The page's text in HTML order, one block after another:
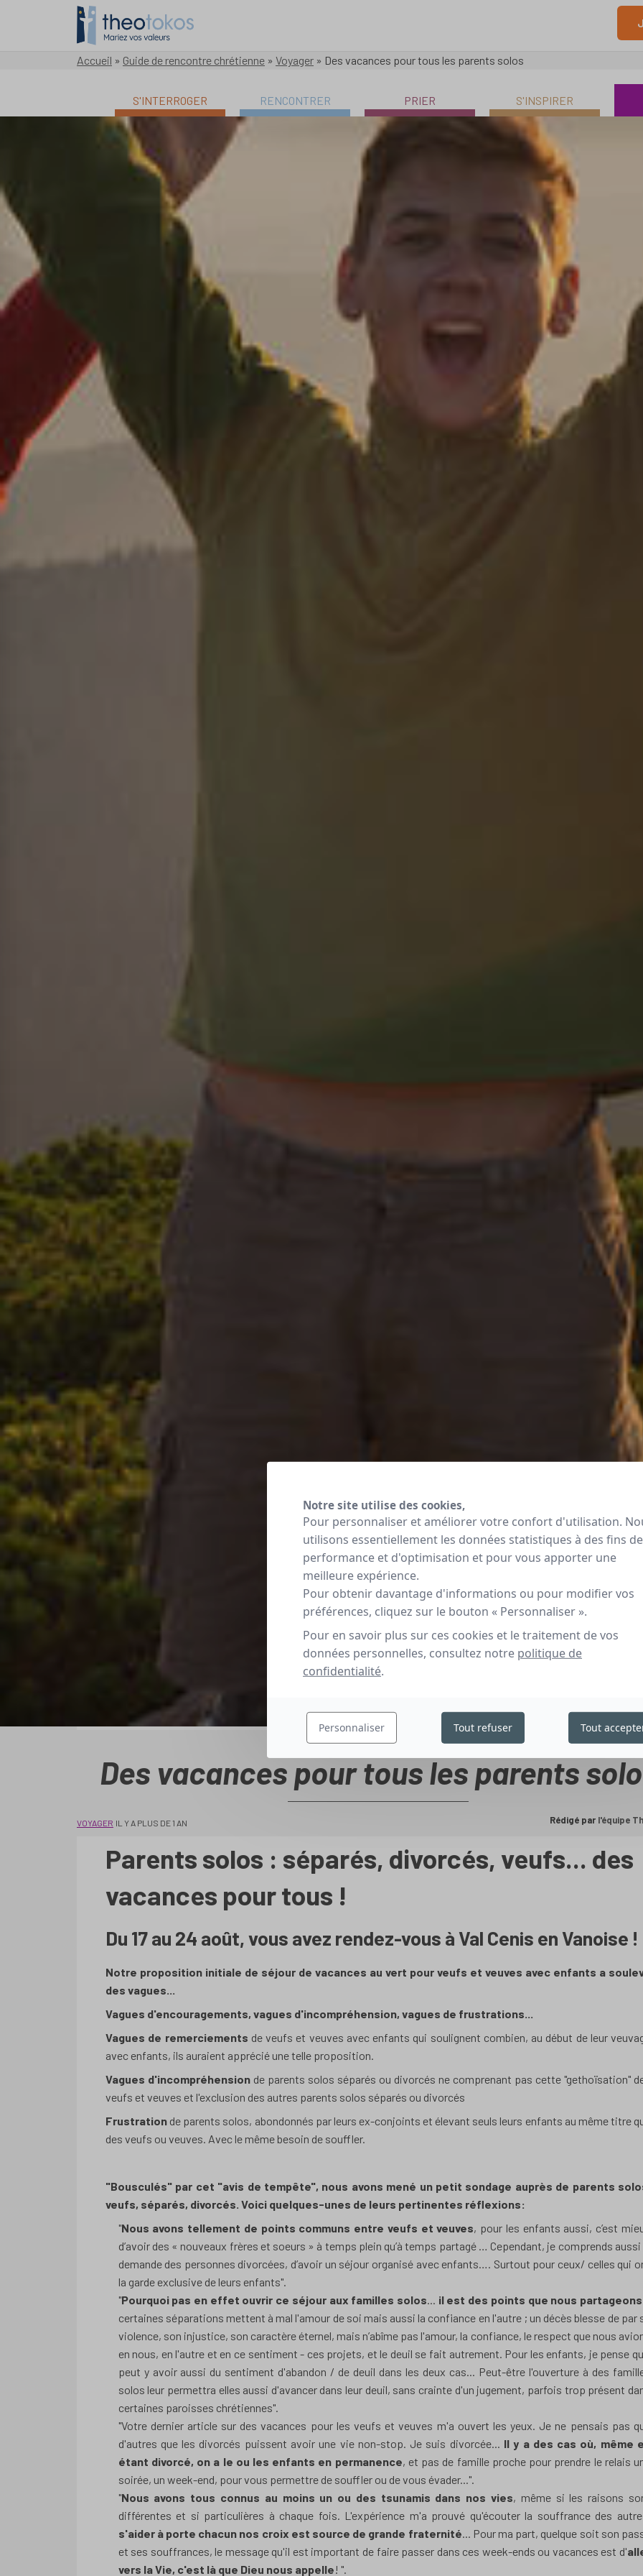
Accueil » Guide de rencontre chrétienne » Voyager » Des vacances pour tous les parents solos
S'INTERROGER RENCONTRER PRIER S'INSPIRER
Des vacances pour tous les parents
VOYAGER IL Y A PLUS DE 1 AN Rédigé par l'équipe
Parents solos : séparés, divorcés, veufs... des
vacances pour tous !
Du 17 au 24 août, vous avez rendez-vous à Val Cenis en Vanoise !
Notre proposition initiale de séjour de vacances au vert pour veufs et veuves avec enfants a
des vagues...
Vagues d'encouragements, vagues d'incompréhension, vagues de frustrations...
Vagues de remerciements de veufs et veuves avec enfants qui soulignent combien, au début de leur
avec enfants, ils auraient apprécié une telle proposition.
Vagues d'incompréhension de parents solos séparés ou divorcés ne comprenant pas cette "gethoïsation"
veufs et veuves et l'exclusion des autres parents solos séparés ou divorcés
Frustration de parents solos, abondonnés par leurs ex-conjoints et élevant seuls leurs enfants au même titre
des veufs ou veuves. Avec le même besoin de souffler.
"Bousculés" par cet "avis de tempête", nous avons mené un petit sondage auprès de parents
veufs, séparés, divorcés. Voici quelques-unes de leurs pertinentes réflexions:
"Nous avons tellement de points communs entre veufs et veuves, pour les enfants aussi, c’est
d’avoir des « nouveaux frères et soeurs » à temps plein qu’à temps partagé … Cependant, je comprends aussi
demande des personnes divorcées, d’avoir un séjour organisé avec enfants…. Surtout pour ceux/ celles qui
la garde exclusive de leurs enfants".
"Pourquoi pas en effet ouvrir ce séjour aux familles solos... il est des points que nous
certaines séparations mettent à mal l'amour de soi mais aussi la confiance en l'autre ; un décès blesse de par
violence, son injustice, son caractère éternel, mais n’abîme pas l'amour, la confiance, le respect que nous
en nous, en l'autre et en ce sentiment - ces projets, et le deuil se fait autrement. Pour les enfants, je pense
peut y avoir aussi du sentiment d'abandon / de deuil dans les deux cas... Peut-être l'ouverture à des
solos leur permettra elles aussi d'avancer dans leur deuil, sans crainte d'un jugement, parfois trop présent
certaines paroisses chrétiennes".
"Votre dernier article sur des vacances pour les veufs et veuves m'a ouvert les yeux. Je ne pensais pas
d'autres que les divorcés puissent avoir une vie non-stop. Je suis divorcée... Il y a des cas où, même
étant divorcé, on a le ou les enfants en permanence, et pas de famille proche pour prendre le relais
soirée, un week-end, pour vous permettre de souffler ou de vous évader...".
"Nous avons tous connus au moins un ou des tsunamis dans nos vies, même si les raisons
différentes et si particulières à chaque fois. L'expérience m'a prouvé qu'écouter la souffrance des
s'aider à porte chacun nos croix est source de grande fraternité... Pour ma part, quelque soit son
et ses souffrances, le message qu'il est important de faire passer dans ces week-ends ou vacances est d'
vers la Vie, c'est là que Dieu nous appelle! ".
Notre site utilise des cookies,
Pour personnaliser et améliorer votre confort d'utilisation.
utilisons essentiellement les données statistiques à des fins de
performance et d'optimisation et pour vous apporter une
meilleure expérience.
Pour obtenir davantage d'informations ou pour modifier vos
préférences, cliquez sur le bouton « Personnaliser ».
Pour en savoir plus sur ces cookies et le traitement de vos
données personnelles, consultez notre politique de
confidentialité.
Personnaliser Tout refuser Tout